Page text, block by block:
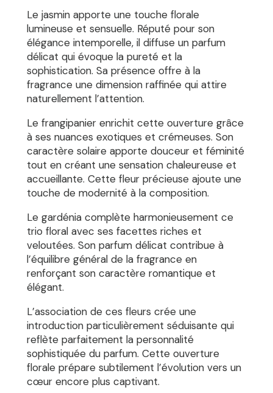
Le jasmin apporte une touche florale
lumineuse et sensuelle. Réputé pour son
élégance intemporelle, il diffuse un parfum
délicat qui évoque la pureté et la
sophistication. Sa présence offre à la
fragrance une dimension raffinée qui attire
naturellement l’attention.
Le frangipanier enrichit cette ouverture grâce
à ses nuances exotiques et crémeuses. Son
caractère solaire apporte douceur et féminité
tout en créant une sensation chaleureuse et
accueillante. Cette fleur précieuse ajoute une
touche de modernité à la composition.
Le gardénia complète harmonieusement ce
trio floral avec ses facettes riches et
veloutées. Son parfum délicat contribue à
l’équilibre général de la fragrance en
renforçant son caractère romantique et
élégant.
L’association de ces fleurs crée une
introduction particulièrement séduisante qui
reflète parfaitement la personnalité
sophistiquée du parfum. Cette ouverture
florale prépare subtilement l’évolution vers un
cœur encore plus captivant.